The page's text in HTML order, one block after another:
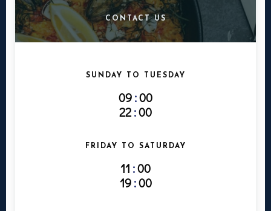
CONTACT US
SUNDAY TO TUESDAY
09:00
22:00
FRIDAY TO SATURDAY
11 :00
19:00